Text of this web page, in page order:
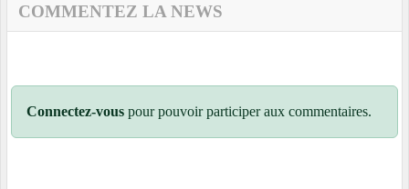
COMMENTEZ LA NEWS
Connectez-vous pour pouvoir participer aux commentaires.